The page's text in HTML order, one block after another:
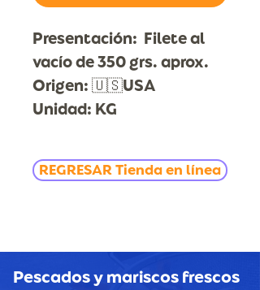
Presentación: Filete al
vacío de 350 grs. aprox.
Origen: 🇺🇸USA
Unidad: KG
REGRESAR Tienda en línea
Pescados y mariscos frescos